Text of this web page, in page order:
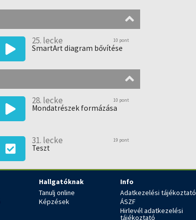
25. lecke 10 pont
SmartArt diagram bővítése
28. lecke 10 pont
Mondatrészek formázása
31. lecke 19 pont
Teszt
Hallgatóknak
Tanulj online
Képzések
Info
Adatkezelési tájékoztató
ÁSZF
Hirlevél adatkezelési
tájékoztató